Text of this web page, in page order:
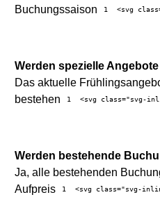
Buchungssaison
1 <svg
Werden spezielle
Das aktuelle
bestehen
1 <svg class="svg-
Werden bestehende
Ja, alle bestehenden
Aufpreis
1 <svg class="svg-